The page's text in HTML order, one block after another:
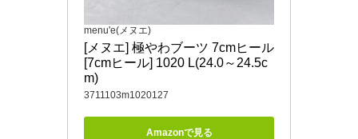
menu'e(メヌエ)
[メヌエ] 極やわブーツ 7cmヒール
[7cmヒール] 1020 L(24.0～24.5c
m)
3711103m1020127
Amazonで見る